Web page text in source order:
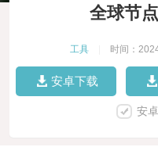
全球节
工具 时间：
安卓下载
安